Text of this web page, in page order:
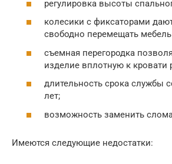
регулировка высоты
колесики с фиксаторами
свободно перемещать
съемная перегородка
изделие вплотную к кровати
длительность срока службы
лет;
возможность заменить
Имеются следующие недостатки: